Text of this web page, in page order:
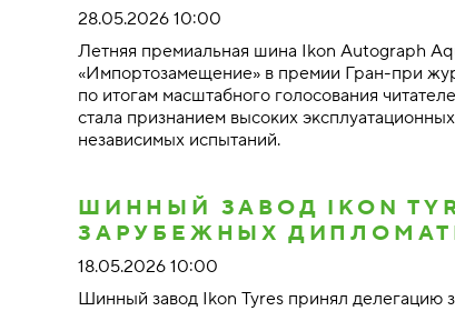
28.05.2026 10:00
Летняя премиальная шина Ikon Autograph
«Импортозамещение» в премии Гран-при
по итогам масштабного голосования
стала признанием высоких
независимых испытаний.
ШИННЫЙ ЗАВОД IKON
ЗАРУБЕЖНЫХ
18.05.2026 10:00
Шинный завод Ikon Tyres принял делегацию